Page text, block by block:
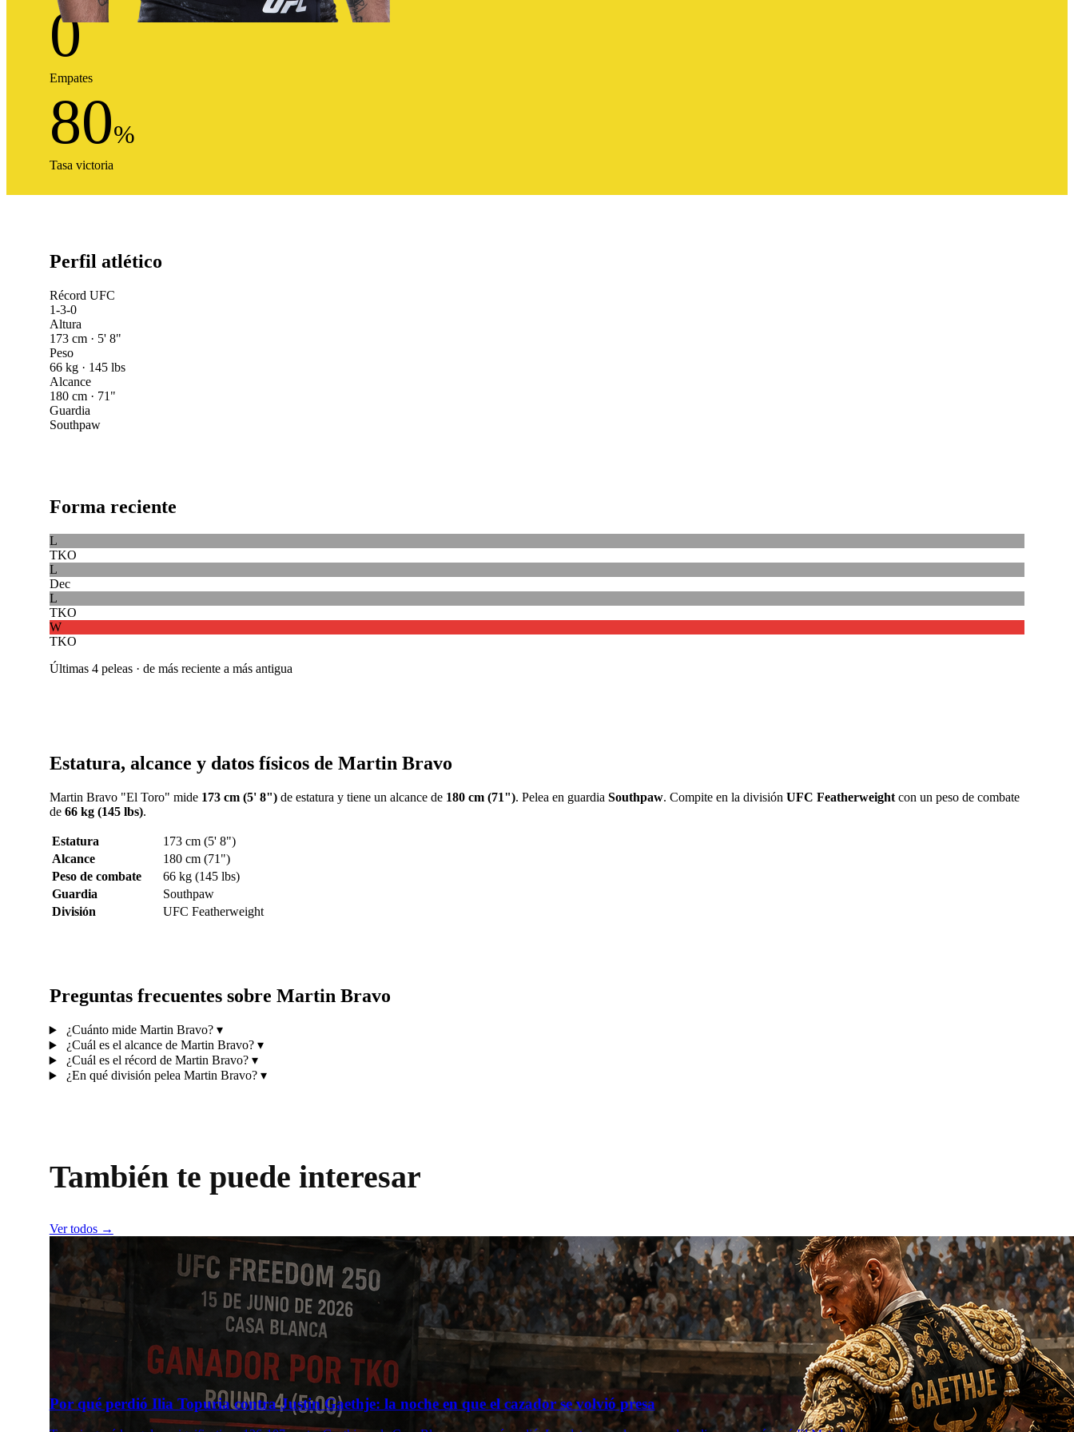
0
Empates
80%
Tasa victoria
Perfil atlético
Récord UFC
1-3-0
Altura
173 cm · 5' 8"
Peso
66 kg · 145 lbs
Alcance
180 cm · 71"
Guardia
Southpaw
Forma reciente
L
TKO
L
Dec
L
TKO
W
TKO
Últimas 4 peleas · de más reciente a más antigua
Estatura, alcance y datos físicos de Martin Bravo
Martin Bravo "El Toro" mide 173 cm (5' 8")de estatura y tiene un alcance de 180 cm (71"). Pelea en guardia Southpaw. Compite en la división UFC Featherweightcon un peso de combate
de 66 kg (145 lbs).
Estatura
173 cm (5' 8")
Alcance
180 cm (71")
Peso de combate
66 kg (145 lbs)
Guardia
Southpaw
División
UFC Featherweight
Preguntas frecuentes sobre Martin Bravo
¿Cuánto mide Martin Bravo? ▾
¿Cuál es el alcance de Martin Bravo? ▾
¿Cuál es el récord de Martin Bravo? ▾
¿En qué división pelea Martin Bravo? ▾
También te puede interesar
Ver todos →
Por qué perdió Ilia Topuria contra Justin Gaethje: la noche en que el cazador se volvió presa